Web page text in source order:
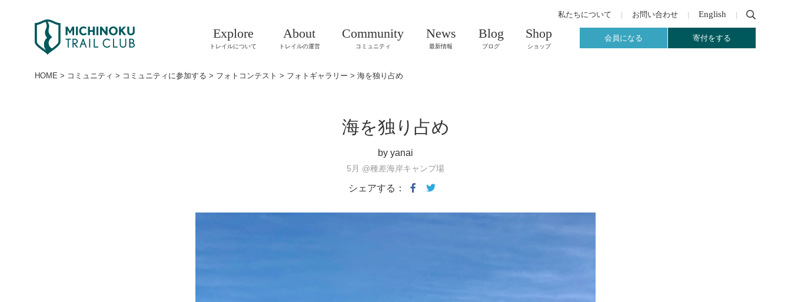
Explore
トレイルについて
About
トレイルの運営
Community
コミュニティ
News
最新情報
Blog
ブログ
Shop
ショップ
私たちについて お問い合わせ English
会員になる 寄付をする
HOME > コミュニティ > コミュニティに参加する > フォトコンテスト > フォトギャラリー > 海を独り占め
海を独り占め
by yanai
5月 @種差海岸キャンプ場
シェアする：